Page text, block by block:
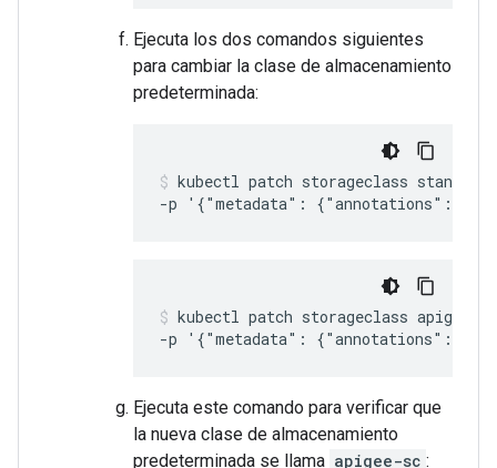
Ejecuta los dos comandos siguientes
para cambiar la clase de almacenamiento
predeterminada:
kubectl patch storageclass
-p '{"metadata":
kubectl patch storageclass apigee-
-p '{"metadata":
Ejecuta este comando para verificar que
la nueva clase de almacenamiento
predeterminada se llama apigee-sc :